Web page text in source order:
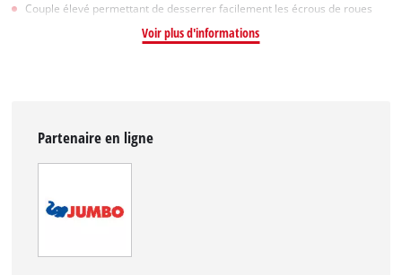
Couple élevé permettant de desserrer facilement les écrous de roues
Voir plus d'informations
Partenaire en ligne